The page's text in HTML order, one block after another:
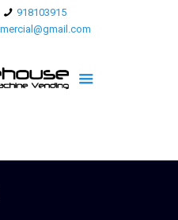
918103915